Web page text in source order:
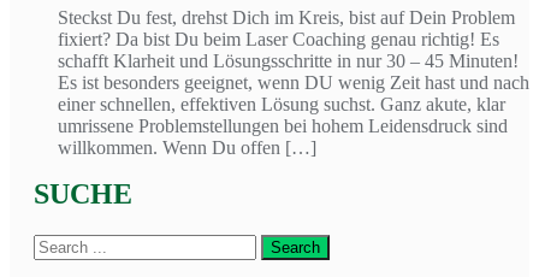
Steckst Du fest, drehst Dich im Kreis, bist auf Dein Problem
fixiert? Da bist Du beim Laser Coaching genau richtig! Es
schafft Klarheit und Lösungsschritte in nur 30 – 45 Minuten!
Es ist besonders geeignet, wenn DU wenig Zeit hast und nach
einer schnellen, effektiven Lösung suchst. Ganz akute, klar
umrissene Problemstellungen bei hohem Leidensdruck sind
willkommen. Wenn Du offen […]
SUCHE